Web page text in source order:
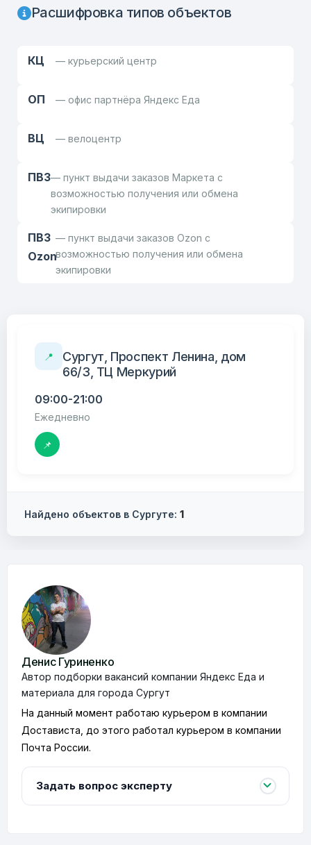
Расшифровка типов объектов
КЦ — курьерский центр
ОП — офис партнёра Яндекс Еда
ВЦ — велоцентр
ПВЗ— пункт выдачи заказов Маркета с
возможностью получения или обмена
экипировки
ПВЗ
Ozon
— пункт выдачи заказов Ozon с
возможностью получения или обмена
экипировки
📍
Сургут, Проспект Ленина, дом
66/3, ТЦ Меркурий
09:00-21:00
Ежедневно
📌
Найдено объектов в Сургуте: 1
Денис Гуриненко
Автор подборки вакансий компании Яндекс Еда и
материала для города Сургут
На данный момент работаю курьером в компании
Достависта, до этого работал курьером в компании
Почта России.
Задать вопрос эксперту